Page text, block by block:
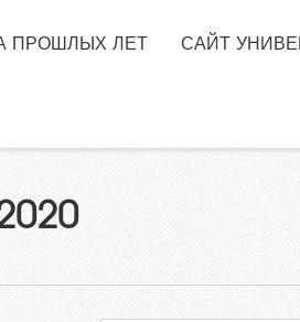
ПРОШЛЫХ ЛЕТ САЙТ